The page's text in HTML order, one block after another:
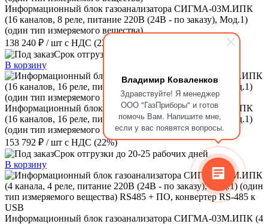
Владимир Коваленков
Здравствуйте! Я менеджер
ООО "ГазПриборы" и готов
помочь Вам. Напишите мне,
если у вас появятся вопросы.
Информационный блок газоанализатора СИГМА-03М.ИПК
(16 каналов, 8 реле, питание 220В (24В - по заказу), Мод.1)
(один тип измеряемого вещества)
138 240 ₽ / шт с НДС (22%)
Срок отгрузки до 20-25 рабочих дней
В корзину
Информационный блок газоанализатора СИГМА-03М.ИПК
(16 каналов, 16 реле, питание 220В (24В - по заказу), Мод.1)
(один тип измеряемого вещества)
153 792 ₽ / шт с НДС (22%)
Срок отгрузки до 20-25 рабочих дней
В корзину
Информационный блок газоанализатора СИГМА-03М.ИПК (4